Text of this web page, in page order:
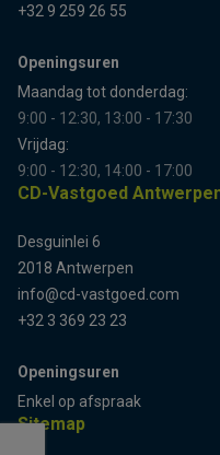
+32 9 259 26 55
Openingsuren
Maandag tot donderdag:
9:00 - 12:30, 13:00 - 17:30
Vrijdag:
9:00 - 12:30, 14:00 - 17:00
CD-Vastgoed
Desguinlei 6
2018 Antwerpen
info@cd-vastgoed.com
+32 3 369 23 23
Openingsuren
Enkel op afspraak
Sitemap